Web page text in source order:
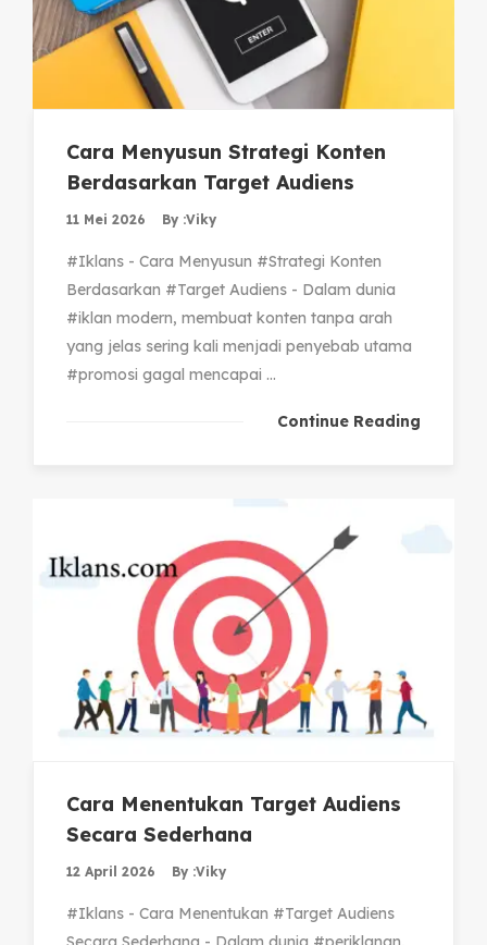
Cara Menyusun Strategi Konten
Berdasarkan Target Audiens
11 Mei 2026 By :Viky
#Iklans - Cara Menyusun #Strategi Konten
Berdasarkan #Target Audiens - Dalam dunia
#iklan modern, membuat konten tanpa arah
yang jelas sering kali menjadi penyebab utama
#promosi gagal mencapai ...
Continue Reading
Cara Menentukan Target Audiens
Secara Sederhana
12 April 2026 By :Viky
#Iklans - Cara Menentukan #Target Audiens